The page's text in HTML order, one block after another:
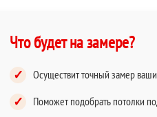
Что будет на замере?
✓ Осуществит точный замер
✓ Поможет подобрать потолки